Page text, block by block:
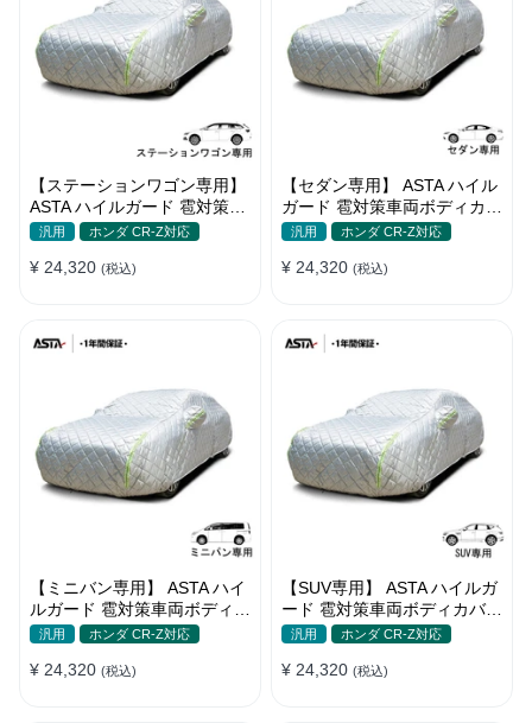
【ステーションワゴン専用】
ASTA ハイルガード 雹対策車
両ボディカバー 5層構造 雹対
厚 防風ロープ付き
汎用 ホンダ CR-Z対応
¥ 24,320 (税込)
【セダン専用】 ASTA ハイル
ガード 雹対策車両ボディカバ
ー 5層構造 雹対策 厚手 凍結
プ付きボディカバー
汎用 ホンダ CR-Z対応
¥ 24,320 (税込)
【ミニバン専用】 ASTA ハイ
ルガード 雹対策車両ボディカ
バー 5層構造 雹対策 厚手 凍
ープ付きボディカバー
汎用 ホンダ CR-Z対応
¥ 24,320 (税込)
【SUV専用】 ASTA ハイルガ
ード 雹対策車両ボディカバー
5層構造 雹対策 厚手 凍結防
付きボディカバー
汎用 ホンダ CR-Z対応
¥ 24,320 (税込)